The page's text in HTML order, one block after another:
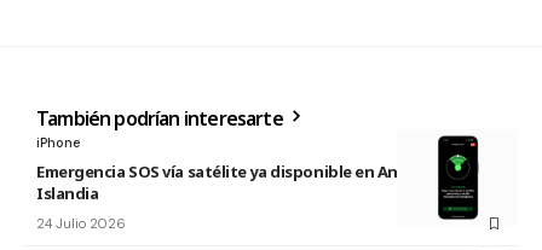
También podrían interesarte
iPhone
Emergencia SOS vía satélite ya disponible en Andorra e
Islandia
24 Julio 2026